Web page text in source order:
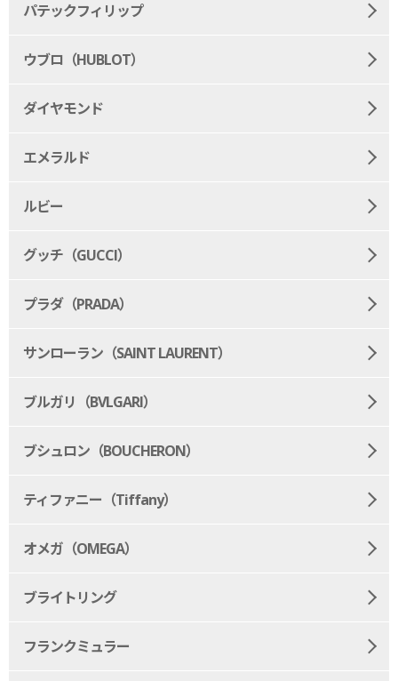
パテックフィリップ
ウブロ（HUBLOT）
ダイヤモンド
エメラルド
ルビー
グッチ（GUCCI）
プラダ（PRADA）
サンローラン（SAINT LAURENT）
ブルガリ（BVLGARI）
ブシュロン（BOUCHERON）
ティファニー（Tiffany）
オメガ（OMEGA）
ブライトリング
フランクミュラー